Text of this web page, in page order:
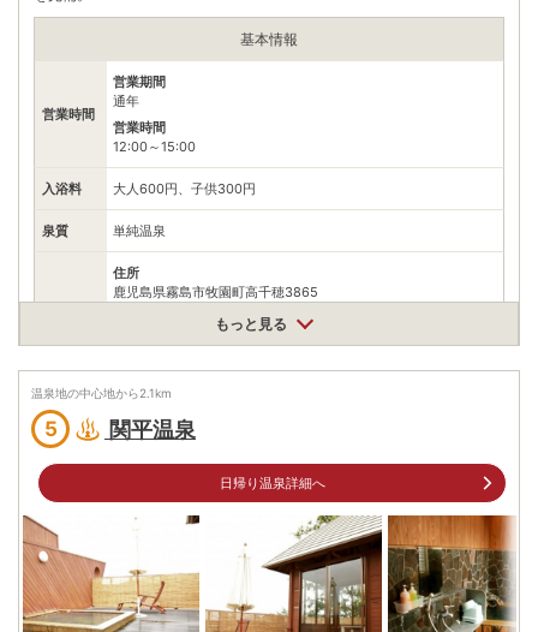
基本情報
営業時間
営業期間
通年
営業時間
12:00～15:00
入浴料 大人600円、子供300円
泉質 単純温泉
アクセス
住所
鹿児島県霧島市牧園町高千穂3865
九州自動車道横川ICから県道50号、国道223号をえびの高原方
公共交通機関
バスで30分、丸尾下車、タクシーで5分
駐車場
0995782831
※ 掲載情報は変更になる場合があります。最新の内容はご利用前にご自身でお
問合せください。
※ 料金情報は税込・税抜表記が混ざっております。正しい金額はご利用前にご
自身でお問合せください。
もっと見る
温泉地の中心地から2.1km
5 関平温泉
日帰り温泉詳細へ